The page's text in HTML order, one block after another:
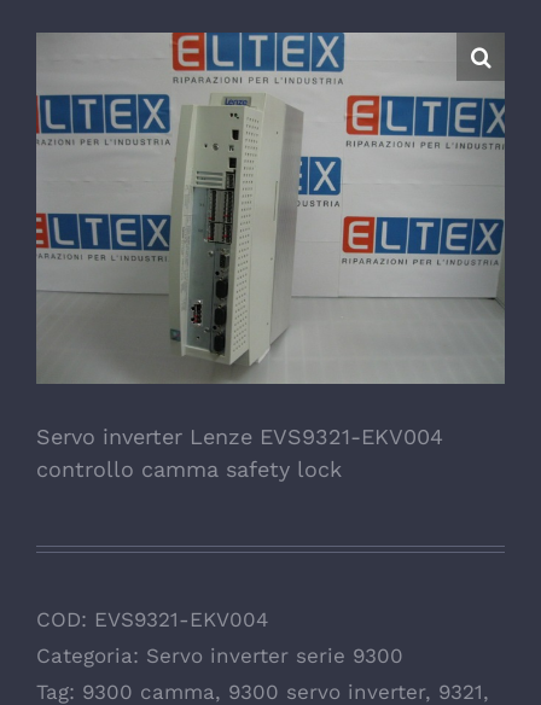
Servo inverter Lenze EVS9321-EKV004
controllo camma safety lock
COD: EVS9321-EKV004
Categoria: Servo inverter serie 9300
Tag: 9300 camma, 9300 servo inverter, 9321,